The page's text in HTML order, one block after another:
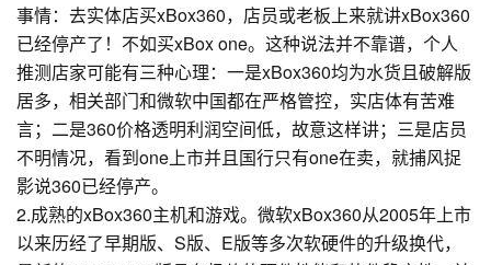
事情：去实体店买xBox360，店员或老板上来就讲xBox360
已经停产了！不如买xBox one。这种说法并不靠谱，个人
推测店家可能有三种心理：一是xBox360均为水货且破解版
居多，相关部门和微软中国都在严格管控，实店体有苦难
言；二是360价格透明利润空间低，故意这样讲；三是店员
不明情况，看到one上市并且国行只有one在卖，就捕风捉
影说360已经停产。
2.成熟的xBox360主机和游戏。微软xBox360从2005年上市
以来历经了早期版、S版、E版等多次软硬件的升级换代，